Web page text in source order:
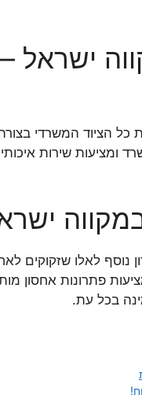
ישראל
הציוד המשרדי
שירות איכותי
לאלו שזקוקים
פתרונות אחסון
בכל עת.